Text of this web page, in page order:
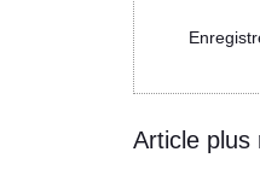
Article plus